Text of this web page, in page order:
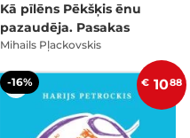
Kā pīlēns Pēkšķis ēnu
pazaudēja. Pasakas
Mihails Pļackovskis
-16% € 1088